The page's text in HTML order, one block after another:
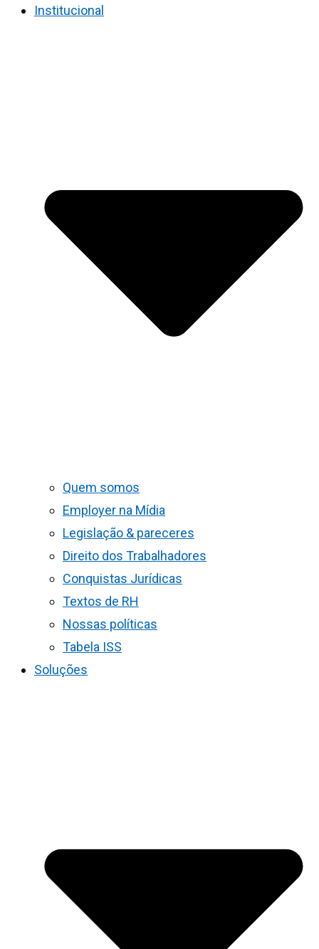
Institucional
Quem somos
Employer na Mídia
Legislação & pareceres
Direito dos Trabalhadores
Conquistas Jurídicas
Textos de RH
Nossas políticas
Tabela ISS
Soluções